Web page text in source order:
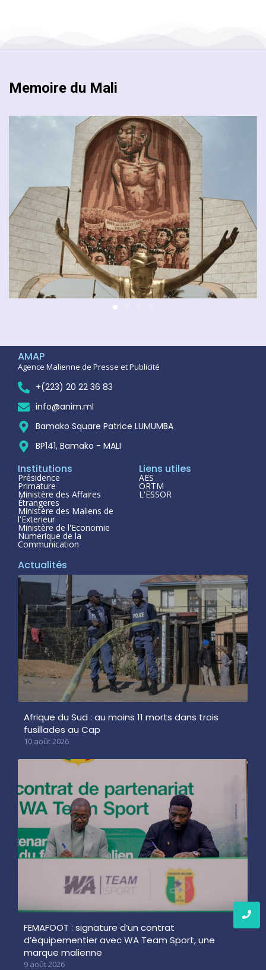
Memoire du Mali
AMAP
Agence Malienne de Presse et Publicité
+(223) 20 22 36 83
info@anim.ml
Bamako Square Patrice LUMUMBA
BP141, Bamako - MALI
Institutions
Présidence
Primature
Ministère des Affaires
Étrangeres
Ministère des Maliens de
l'Exterieur
Ministère de l'Economie
Numerique de la
Communication
Liens utiles
AES
ORTM
L'ESSOR
Actualités
Afrique du Sud : au moins 11 morts dans trois
fusillades au Cap
10 août 2026
FEMAFOOT : signature d’un contrat
d’équipementier avec WA Team Sport, une
marque malienne
9 août 2026